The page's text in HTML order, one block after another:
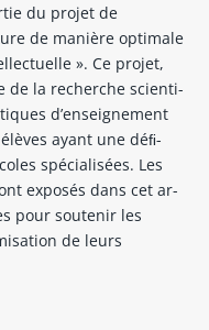
du projet de
de manière optimale
». Ce projet,
de la recherche scienti-
d’enseignement
ayant une déﬁ-
spécialisées. Les
exposés dans cet ar-
pour soutenir les
de leurs